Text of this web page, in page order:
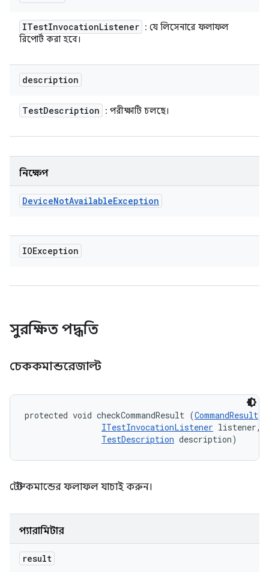
ITestInvocationListener : যে লিসেনারে ফলাফল
রিপোর্ট করা হবে।
description
TestDescription : পরীক্ষাটি চলছে।
নিক্ষেপ
DeviceNotAvailableException
IOException
সুরক্ষিত পদ্ধতি
চেককমান্ডরেজাল্ট
protected void checkCommandResult (CommandResult
ITestInvocationListener listener,
TestDescription description)
টেস্ট কমান্ডের ফলাফল যাচাই করুন।
প্যারামিটার
result